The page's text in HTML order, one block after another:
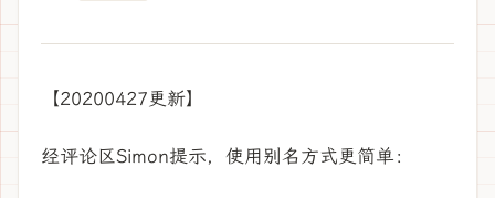
【20200427更新】
经评论区Simon提示，使用别名方式更简单：